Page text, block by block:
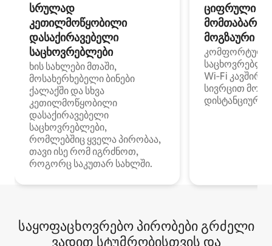
სრულად
კეთილმოწყობილი
დასაქირავებელი
საცხოვრებლები
ხის სახლები მთაში,
მოსახერხებელი ბინები
ქალაქში და სხვა
კეთილმოწყობილი
დასაქირავებელი
საცხოვრებლები,
რომლებშიც ყველა პირობაა,
თავი ისე რომ იგრძნოთ,
როგორც საკუთარ სახლში.
ციფრული
მოგზაური
კომფორტული
Wi‑Fi
სივრცით
დისტანციური
საყოფაცხოვრებო პირობები გრძელი
ვადით სტუმრობისთვის და